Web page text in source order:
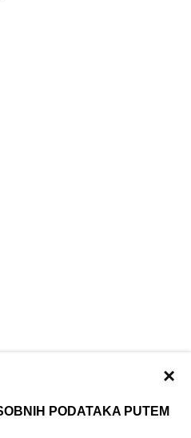
×
PODATAKA PUTEM